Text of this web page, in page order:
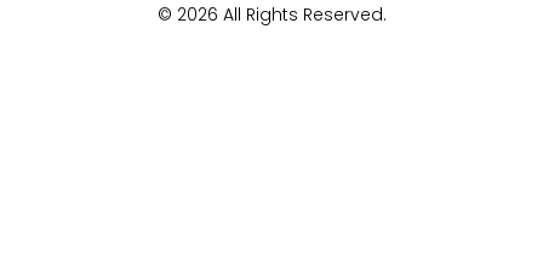
© 2026 All Rights Reserved.